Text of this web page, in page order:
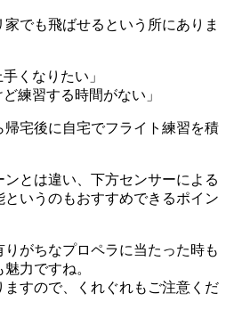
でも飛ばせるという所にありま
くなりたい」
練習する時間がない」
帰宅後に自宅でフライト練習を積
とは違い、下方センサーによる
いうのもおすすめできるポイン
がちなプロペラに当たった時も
力ですね。
ますので、くれぐれもご注意くだ